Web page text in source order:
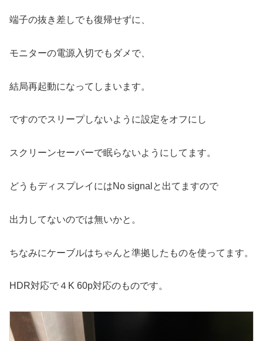
端子の抜き差しでも復帰せずに、
モニターの電源入切でもダメで、
結局再起動になってしまいます。
ですのでスリープしないように設定をオフにし
スクリーンセーバーで眠らないようにしてます。
どうもディスプレイにはNo signalと出てますので
出力してないのでは無いかと。
ちなみにケーブルはちゃんと準拠したものを使ってます。
HDR対応で４K 60p対応のものです。